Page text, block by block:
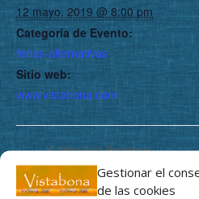
Gestionar el
de las cookies
12 mayo, 2019 @ 8:00 pm
Categoría de Evento:
ferias-alternativas
Sitio web:
www.vistabona.com
biocultura Barcelona